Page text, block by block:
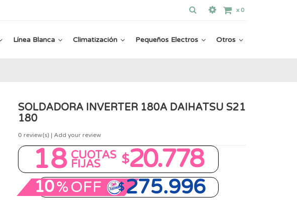
x 0
Línea Blanca Climatización Pequeños Electros Otros
SOLDADORA INVERTER 180A DAIHATSU S21
180
0 review(s) | Add your review
18 CUOTAS
FIJAS $20.778
10%OFF $275.996